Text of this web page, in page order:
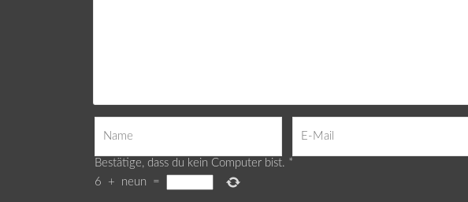
Bestätige, dass du kein Computer bist. *
6
+ neun =